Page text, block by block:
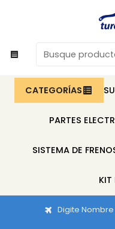
CATEGORÍAS
PARTES
SISTEMA DE
KIT
Digite